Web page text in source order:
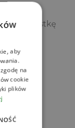
kostkę
aby
na
cookie
plików